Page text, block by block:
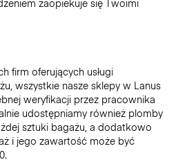
zaopiekuje się Twoimi
firm oferujących usługi
wszystkie nasze sklepy w Lanus
weryfikacji przez pracownika
udostępniamy również plomby
sztuki bagażu, a dodatkowo
i jego zawartość może być
.